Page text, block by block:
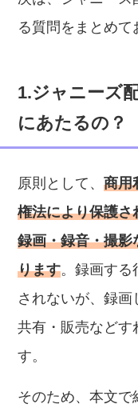
る質問をまとめて
1.ジャニーズ
にあたるの？
原則として、商用
権法により保護さ
録画・録音・撮影
ります。録画する
されないが、録画
共有・販売などす
す。
そのため、本文